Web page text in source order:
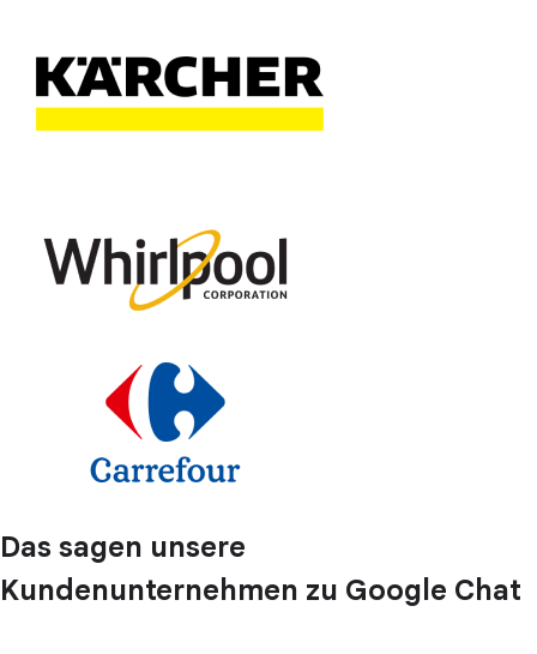
Das sagen unsere
Kundenunternehmen zu Google Chat